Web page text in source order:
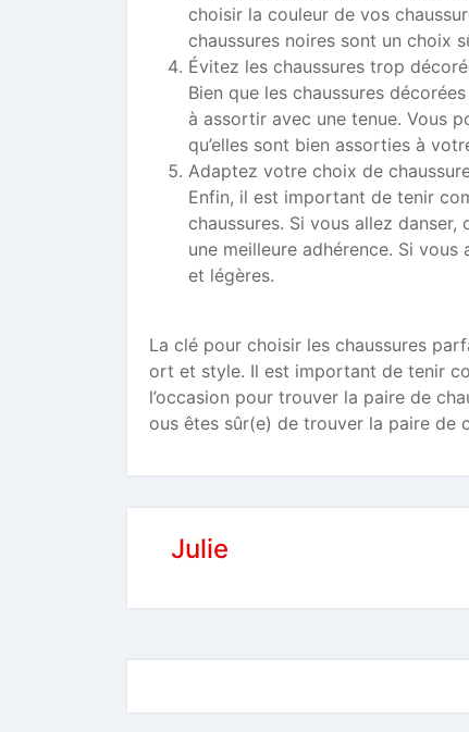
choisir la couleur de vos
chaussures noires sont un choix
Évitez les chaussures trop
Bien que les chaussures
à assortir avec une tenue. Vous
qu’elles sont bien assorties à
Adaptez votre choix de
Enfin, il est important de tenir
chaussures. Si vous allez
une meilleure adhérence. Si
et légères.
La clé pour choisir les chaussures
ort et style. Il est important de tenir
l’occasion pour trouver la paire de
ous êtes sûr(e) de trouver la paire de
Julie